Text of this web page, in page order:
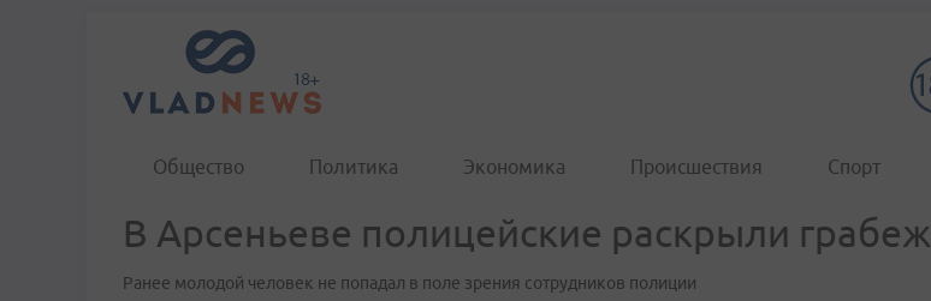
Общество Политика Экономика Происшествия Спорт
В Арсеньеве полицейские раскрыли грабеж
Ранее молодой человек не попадал в поле зрения сотрудников полиции